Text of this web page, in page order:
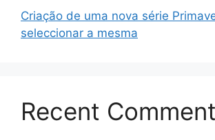
Criação de uma nova série
seleccionar a mesma
Recent